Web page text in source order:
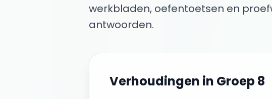
werkbladen, oefentoetsen en
antwoorden.
Verhoudingen in Groep 8